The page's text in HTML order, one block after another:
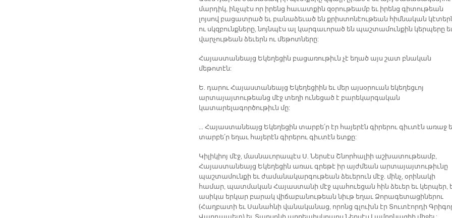
մարդիկ, ինչպէս որ իրենց հաւատքին զօրութեամբ եւ իրենց գիտութեան
լոյսով բացատրած եւ բանաձեւած են քրիստոնէութեան հիմնական
ու սկզբունքները, նոյնպէս ալ կարգաւորած են պաշտամունքին կերպերը
վարչութեան ձեւերն ու մեթոտները:
Հայաստանեայց Եկեղեցին բացառութիւն չէ եղած այս շատ բնական
մեթոտէն:
Ե. դարու Հայաստանեայց Եկեղեցիին եւ մեր այսօրուան եկեղեցւոյ
արտայայտութեանց մէջ տեղի ունեցած է բարեկարգական
կատարելագործութիւն մը:
… Հայաստանեայց Եկեղեցին տարբե՛ր էր հայերէն գիրերու գիւտէն առաջ
տարբե՛ր եղաւ հայերէն գիրերու գիւտէն ետքը:
Կիլիկիոյ մէջ, մասնաւորապէս Ս. Ներսէս Շնորհալիի աշխատութեամբ,
Հայաստանեայց Եկեղեցին առաւ գրեթէ իր այժմեան արտայայտութիւնը
պաշտամունքի եւ ժամանակարգութեան ձեւերուն մէջ. մինչ, օրինակի
համար, պատմական Հայաստանի մէջ պահուեցան հին ձեւեր եւ կերպեր,
ասիկա երկար բարակ վիճաբանութեան նիւթ եղաւ Ձորագետացիներու
(Հաղբատի եւ Սանահնի վանականաց, որոնց գլուխն էր Տուտէորդի